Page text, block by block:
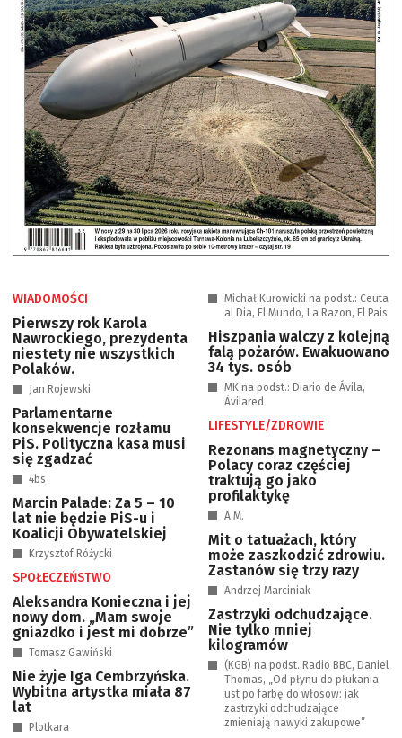
WIADOMOŚCI
Pierwszy rok Karola
Nawrockiego, prezydenta
niestety nie wszystkich
Polaków.
Jan Rojewski
Parlamentarne
konsekwencje rozłamu
PiS. Polityczna kasa musi
się zgadzać
4bs
Marcin Palade: Za 5 – 10
lat nie będzie PiS-u i
Koalicji Obywatelskiej
Krzysztof Różycki
SPOŁECZEŃSTWO
Aleksandra Konieczna i jej
nowy dom. „Mam swoje
gniazdko i jest mi dobrze”
Tomasz Gawiński
Nie żyje Iga Cembrzyńska.
Wybitna artystka miała 87
lat
Plotkara
Michał Kurowicki na podst.: Ceuta
al Dia, El Mundo, La Razon, El Pais
Hiszpania walczy z kolejną
falą pożarów. Ewakuowano
34 tys. osób
MK na podst.: Diario de Ávila,
Ávilared
LIFESTYLE/ZDROWIE
Rezonans magnetyczny –
Polacy coraz częściej
traktują go jako
profilaktykę
A.M.
Mit o tatuażach, który
może zaszkodzić zdrowiu.
Zastanów się trzy razy
Andrzej Marciniak
Zastrzyki odchudzające.
Nie tylko mniej
kilogramów
(KGB) na podst. Radio BBC, Daniel
Thomas, „Od płynu do płukania
ust po farbę do włosów: jak
zastrzyki odchudzające
zmieniają nawyki zakupowe”